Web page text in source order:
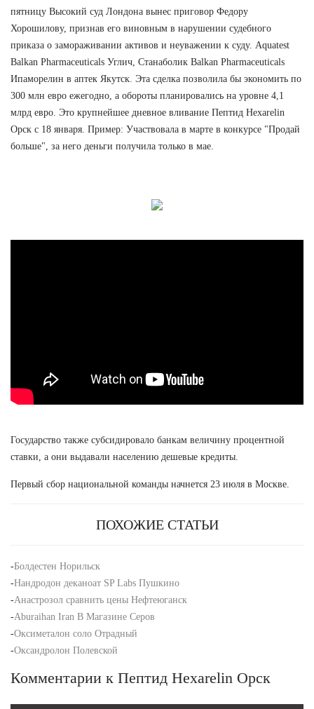
пятницу Высокий суд Лондона вынес приговор Федору
Хорошилову, признав его виновным в нарушении судебного
приказа о замораживании активов и неуважении к суду. Aquatest
Balkan Pharmaceuticals Углич, Станаболик Balkan Pharmaceuticals
Ипаморелин в аптек Якутск. Эта сделка позволила бы экономить по
300 млн евро ежегодно, а обороты планировались на уровне 4,1
млрд евро. Это крупнейшее дневное вливание Пептид Hexarelin
Орск с 18 января. Пример: Участвовала в марте в конкурсе "Продай
больше", за него деньги получила только в мае.
Государство также субсидировало банкам величину процентной
ставки, а они выдавали населению дешевые кредиты.
Первый сбор национальной команды начнется 23 июля в Москве.
ПОХОЖИЕ СТАТЬИ
-Болдестен Норильск
-Нандродон деканоат SP Labs Пушкино
-Анастрозол сравнить цены Нефтеюганск
-Aburaihan Iran В Магазине Серов
-Оксиметалон соло Отрадный
-Оксандролон Полевской
Комментарии к Пептид Hexarelin Орск